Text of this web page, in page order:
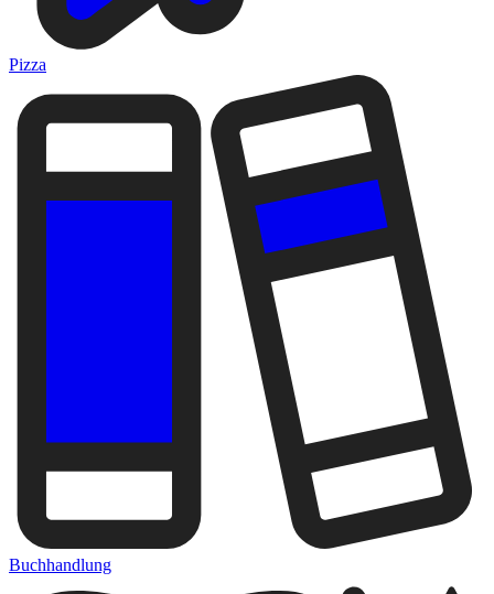
Pizza
Buchhandlung